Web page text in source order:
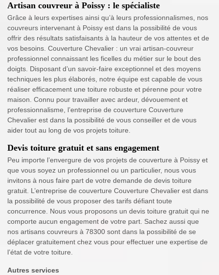
Artisan couvreur à Poissy : le spécialiste
Grâce à leurs expertises ainsi qu’à leurs professionnalismes, nos
couvreurs intervenant à Poissy est dans la possibilité de vous
offrir des résultats satisfaisants à la hauteur de vos attentes et de
vos besoins. Couverture Chevalier : un vrai artisan-couvreur
professionnel connaissant les ficelles du métier sur le bout des
doigts. Disposant d’un savoir-faire exceptionnel et des moyens
techniques les plus élaborés, notre équipe est capable de vous
réaliser efficacement une toiture robuste et pérenne pour votre
maison. Connu pour travailler avec ardeur, dévouement et
professionnalisme, l’entreprise de couverture Couverture
Chevalier est dans la possibilité de vous conseiller et de vous
aider tout au long de vos projets toiture.
Devis toiture gratuit et sans engagement
Peu importe l’envergure de vos projets de couverture à Poissy et
que vous soyez un professionnel ou un particulier, nous vous
invitons à nous faire part de votre demande de devis toiture
gratuit. L’entreprise de couverture Couverture Chevalier est dans
la possibilité de vous proposer des tarifs défiant toute
concurrence. Nous vous proposons un devis toiture gratuit qui ne
comporte aucun engagement de votre part. Sachez aussi que
nos artisans couvreurs à 78300 sont dans la possibilité de se
déplacer gratuitement chez vous pour effectuer une expertise de
l’état de votre toiture.
Autres services